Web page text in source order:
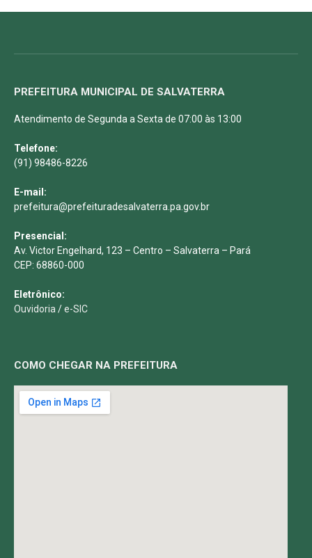
PREFEITURA MUNICIPAL DE SALVATERRA
Atendimento de Segunda a Sexta de 07:00 às 13:00
Telefone:
(91) 98486-8226
E-mail:
prefeitura@prefeituradesalvaterra.pa.gov.br
Presencial:
Av. Victor Engelhard, 123 – Centro – Salvaterra – Pará
CEP: 68860-000
Eletrônico:
Ouvidoria /e-SIC
COMO CHEGAR NA PREFEITURA